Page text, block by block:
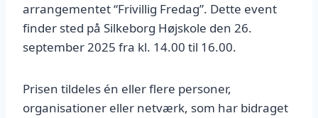
arrangementet “Frivillig Fredag”. Dette event
finder sted på Silkeborg Højskole den 26.
september 2025 fra kl. 14.00 til 16.00.
Prisen tildeles én eller flere personer,
organisationer eller netværk, som har bidraget